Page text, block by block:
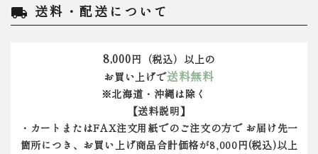
local_shipping 送料・配送について
8,000円（税込）以上の
お買い上げで送料無料
※北海道・沖縄は除く
【送料説明】
・カートまたはFAX注文用紙でのご注文の方で お届け先一
箇所につき、お買い上げ商品合計価格が8,000円(税込)以上